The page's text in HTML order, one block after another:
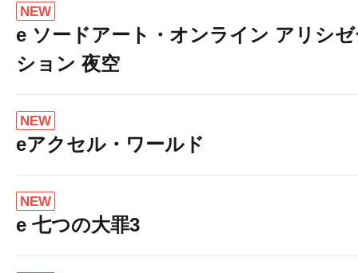
NEW
e ソードアート・オンライン アリシ
ション 夜空
NEW
eアクセル・ワールド
NEW
e 七つの大罪3